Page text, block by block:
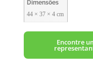
Dimensões
44 × 37 × 4 cm
Encontre